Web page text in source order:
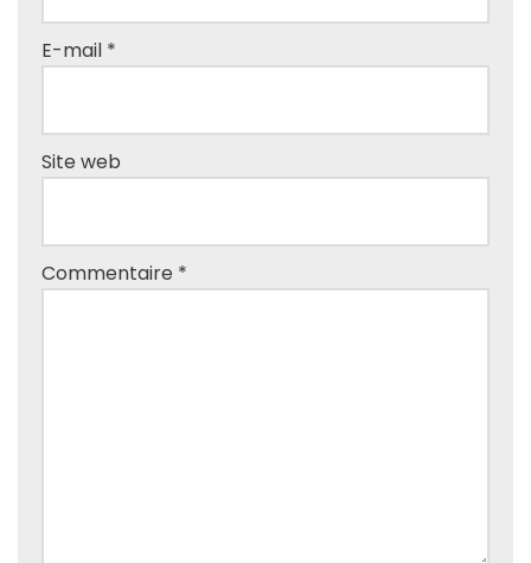
E-mail *
Site web
Commentaire *